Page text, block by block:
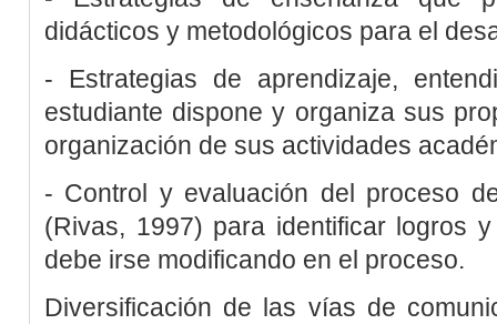
didácticos y metodológicos para el
- Estrategias de aprendizaje,
estudiante dispone y organiza sus
organización de sus actividades
- Control y evaluación del proceso
(Rivas, 1997) para identificar logros
debe irse modificando en el proceso.
Diversificación de las vías de